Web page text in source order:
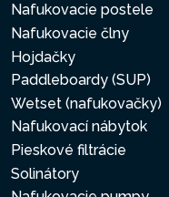
Nafukovacie postele
Nafukovacie člny
Hojdačky
Paddleboardy (SUP)
Wetset (nafukovačky)
Nafukovací nábytok
Pieskové filtrácie
Solinátory